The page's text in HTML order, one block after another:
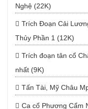
Nghệ (22K)
Trích Đoạn Cải
Thủy Phần 1 (12K)
Trích đoạn tân cổ
nhất (9K)
Tấn Tài, Mỹ Châu
Ca cổ Phương Cẩm